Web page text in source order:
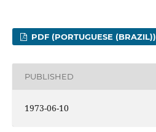
PDF (PORTUGUESE (BRAZIL))
PUBLISHED
1973-06-10